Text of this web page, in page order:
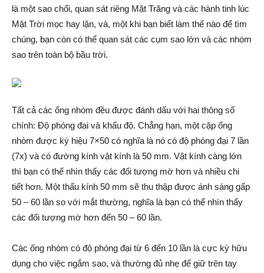
là một sao chổi, quan sát riêng Mặt Trăng và các hành tinh lúc
Mặt Trời mọc hay lặn, và, một khi bạn biết làm thế nào để tìm
chúng, bạn còn có thể quan sát các cụm sao lớn và các nhóm
sao trên toàn bộ bầu trời.
Tất cả các ống nhòm đều được đánh dấu với hai thông số
chính: Độ phóng đại và khẩu độ. Chẳng hạn, một cặp ống
nhòm được ký hiệu 7×50 có nghĩa là nó có độ phóng đại 7 lần
(7x) và có đường kính vật kính là 50 mm. Vật kính càng lớn
thì bạn có thể nhìn thấy các đối tượng mờ hơn và nhiều chi
tiết hơn. Một thấu kính 50 mm sẽ thu thập được ánh sáng gấp
50 – 60 lần so với mắt thường, nghĩa là bạn có thể nhìn thấy
các đối tượng mờ hơn đến 50 – 60 lần.
Các ống nhòm có độ phóng đại từ 6 đến 10 lần là cực kỳ hữu
dụng cho việc ngắm sao, và thường đủ nhẹ để giữ trên tay